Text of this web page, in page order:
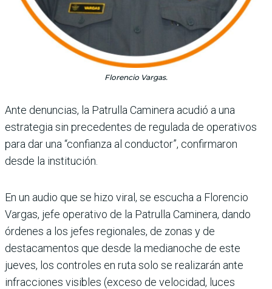
Florencio Vargas.
Ante denuncias, la Patrulla Caminera acudió a una
estrategia sin precedentes de regulada de operativos
para dar una “confianza al conductor”, confirmaron
desde la institución.
En un audio que se hizo viral, se escucha a Florencio
Var­gas, jefe operativo de la Patru­lla Caminera, dando
órdenes a los jefes regionales, de zonas y de
destacamentos que desde la medianoche de este
jueves, los controles en ruta solo se reali­zarán ante
infracciones visi­bles (exceso de velocidad, luces